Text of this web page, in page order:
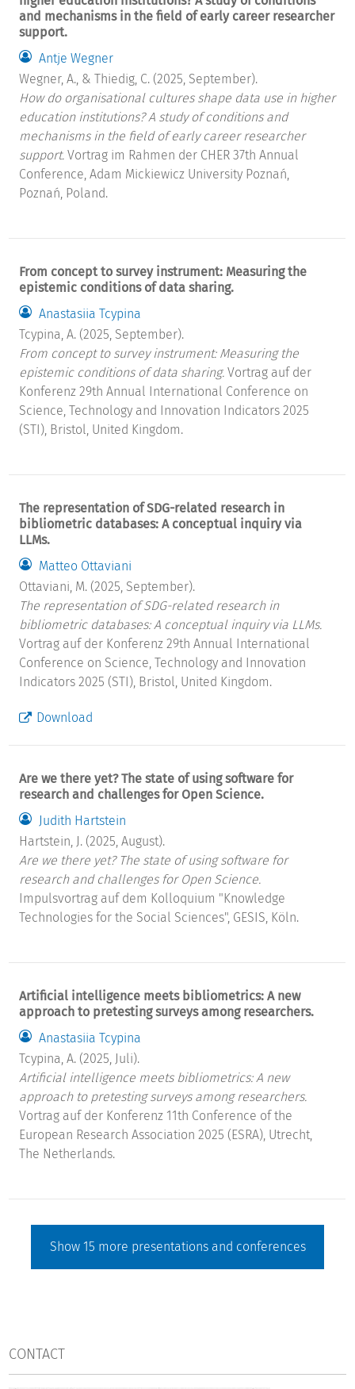
and mechanisms in the field of early career researcher
support.
Antje Wegner
Wegner, A., & Thiedig, C. (2025, September).
How do organisational cultures shape data use in higher
education institutions? A study of conditions and
mechanisms in the field of early career researcher
support. Vortrag im Rahmen der CHER 37th Annual
Conference, Adam Mickiewicz University Poznań,
Poznań, Poland.
From concept to survey instrument: Measuring the
epistemic conditions of data sharing.
Anastasiia Tcypina
Tcypina, A. (2025, September).
From concept to survey instrument: Measuring the
epistemic conditions of data sharing. Vortrag auf der
Konferenz 29th Annual International Conference on
Science, Technology and Innovation Indicators 2025
(STI), Bristol, United Kingdom.
The representation of SDG-related research in
bibliometric databases: A conceptual inquiry via
LLMs.
Matteo Ottaviani
Ottaviani, M. (2025, September).
The representation of SDG-related research in
bibliometric databases: A conceptual inquiry via LLMs.
Vortrag auf der Konferenz 29th Annual International
Conference on Science, Technology and Innovation
Indicators 2025 (STI), Bristol, United Kingdom.
Download
Are we there yet? The state of using software for
research and challenges for Open Science.
Judith Hartstein
Hartstein, J. (2025, August).
Are we there yet? The state of using software for
research and challenges for Open Science.
Impulsvortrag auf dem Kolloquium "Knowledge
Technologies for the Social Sciences", GESIS, Köln.
Artificial intelligence meets bibliometrics: A new
approach to pretesting surveys among researchers.
Anastasiia Tcypina
Tcypina, A. (2025, Juli).
Artificial intelligence meets bibliometrics: A new
approach to pretesting surveys among researchers.
Vortrag auf der Konferenz 11th Conference of the
European Research Association 2025 (ESRA), Utrecht,
The Netherlands.
Show 15 more presentations and conferences
CONTACT